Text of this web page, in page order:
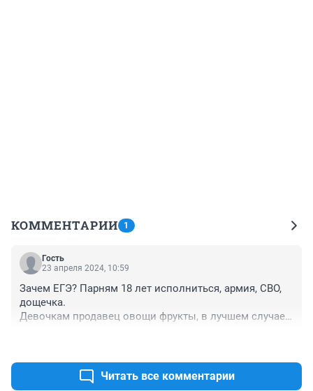
КОММЕНТАРИИ 1
Гость
23 апреля 2024, 10:59
Зачем ЕГЭ? Парням 18 лет исполниться, армия, СВО,
дощечка.
Девочкам продавец овощи фрукты, в лучшем случае
Читать все комментарии